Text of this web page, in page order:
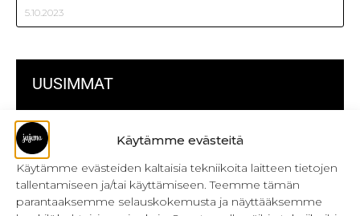
Käytämme evästeitä
Käytämme evästeiden kaltaisia tekniikoita laitteen tietojen
tallentamiseen ja/tai käyttämiseen. Teemme tämän
parantaaksemme selauskokemusta ja näyttääksemme
UUSIMMAT
Kulmikas pussukka kaava Särmä
Bokserikuminauhan ompelu
Metrivetoketjun käyttö
5.10.2023